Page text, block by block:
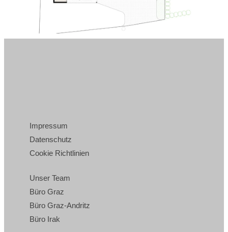
Impressum
Datenschutz
Cookie Richtlinien
Unser Team
Büro Graz
Büro Graz-Andritz
Büro Irak